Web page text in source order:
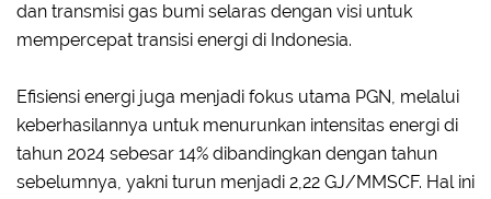
dan transmisi gas bumi selaras dengan visi untuk
mempercepat transisi energi di Indonesia.
Efisiensi energi juga menjadi fokus utama PGN, melalui
keberhasilannya untuk menurunkan intensitas energi di
tahun 2024 sebesar 14% dibandingkan dengan tahun
sebelumnya, yakni turun menjadi 2,22 GJ/MMSCF. Hal ini